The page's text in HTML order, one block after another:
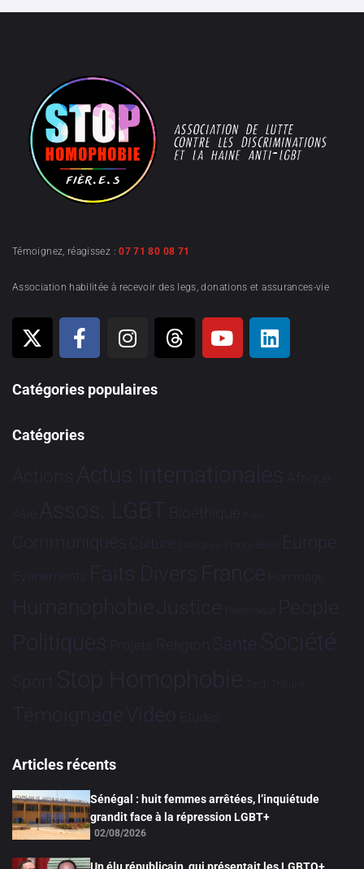
Témoignez, réagissez :07 71 80 08 71
Association habilitée à recevoir des legs, donations et assurances-vie
Catégories populaires
Catégories
Actions Actus Internationales Afrique
Asie Assos. LGBT Bioéthique Brève
Communiqués Culture Dialogues France-Brésil Europe
Evénements Faits Divers France Hommage
HumanophobieJustice Partenariat People
Politiques Projets Religion Santé Société
Sport Stop Homophobie Tech Tribune
TémoignageVidéo Études
Articles récents
Sénégal : huit femmes arrêtées, l’inquiétude
grandit face à la répression LGBT+
02/08/2026